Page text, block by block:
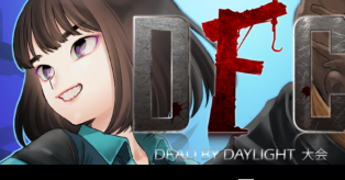
Skip
to
content